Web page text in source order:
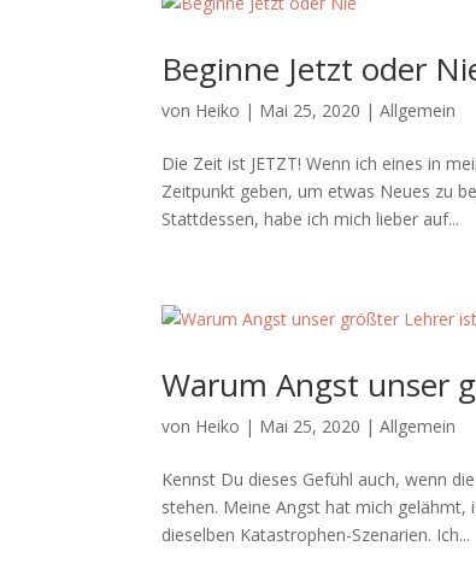
Beginne Jetzt oder
von Heiko | Mai 25, 2020 |Allgemein
Die Zeit ist JETZT! Wenn ich eines in
Zeitpunkt geben, um etwas Neues zu
Stattdessen, habe ich mich lieber auf...
Warum Angst unser
von Heiko | Mai 25, 2020 |Allgemein
Kennst Du dieses Gefühl auch, wenn
stehen. Meine Angst hat mich
dieselben Katastrophen-Szenarien. Ich...